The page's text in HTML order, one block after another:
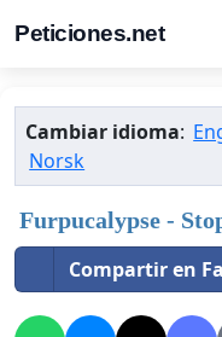
Peticiones.net
Cambiar idioma:
Norsk
Furpucalypse -
Compartir en